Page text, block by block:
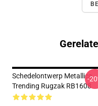
Schedelontwerp Metallica
Trending Rugzak RB1608
-